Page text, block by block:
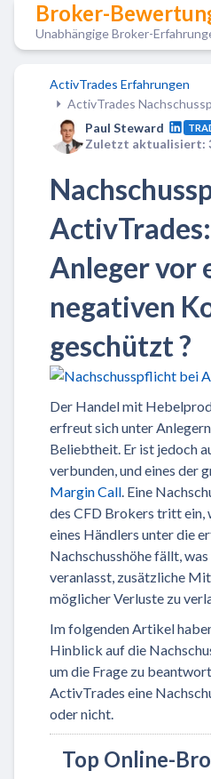
Broker-
Unabhängige Broker-
ActivTrades Erfahrungen
ActivTrades
Paul Steward
Zuletzt aktualisiert:
Anleger vor
negativen
geschützt ?
Der Handel mit
erfreut sich unter
Beliebtheit. Er ist jedoch
verbunden, und eines der
Margin Call . Eine
des CFD Brokers tritt ein,
eines Händlers unter die
Nachschusshöhe fällt,
veranlasst, zusätzliche
möglicher Verluste zu
Im folgenden Artikel
Hinblick auf die
um die Frage zu
ActivTrades eine
oder nicht.
Top Online-